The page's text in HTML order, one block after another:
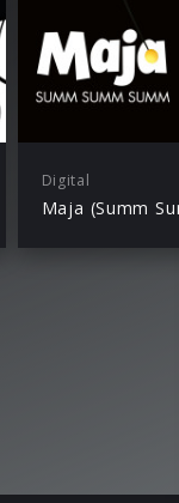
Digital